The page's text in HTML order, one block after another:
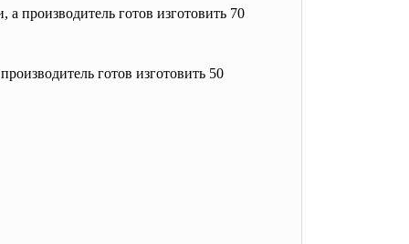
производитель готов изготовить 70
готов изготовить 50